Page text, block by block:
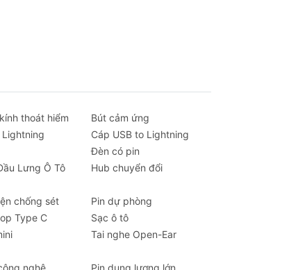
thoát hiểm
Bút cảm ứng
Cáp USB to Lightning
Đèn có pin
Lưng Ô Tô Hub chuyển đổi
chống sét
Pin dự phòng
Type C
Sạc ô tô
Tai nghe Open-Ear
nghệ Pin dung lượng lớn